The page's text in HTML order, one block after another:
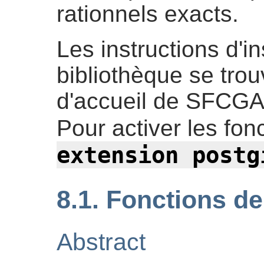
rationnels exacts.
Les instructions
bibliothèque se
d'accueil de
Pour activer les
extension
8.1. Fonctions
Abstract